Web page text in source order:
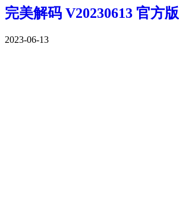
完美解码 V20230613 官方版
2023-06-13